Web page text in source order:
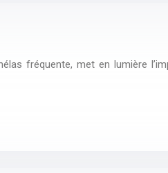
fréquente, met en lumière